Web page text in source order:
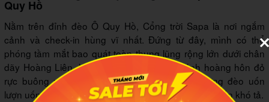
Quy Hồ
Nằm trên đỉnh đèo Ô Quy Hồ, Cổng trời Sapa là nơi ngắm
cảnh và check-in hùng vĩ nhất. Đứng từ đây, mình có thể
phóng tầm mắt bao quát toàn thung lũng rộng lớn dưới chân
dãy Hoàng Liên. Vào buổi chiều tháng 8, ánh hoàng hôn đỏ
rực buông xuống nhuộm hồng những con đường đèo uốn
lượn uốn khúc phía xa, mang lại cảm xúc bình yên đến khó tả.